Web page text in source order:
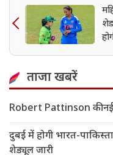
ताजा खबरें
Robert Pattinson की नई
दुबई में होगी भारत-
शेड्यूल जारी